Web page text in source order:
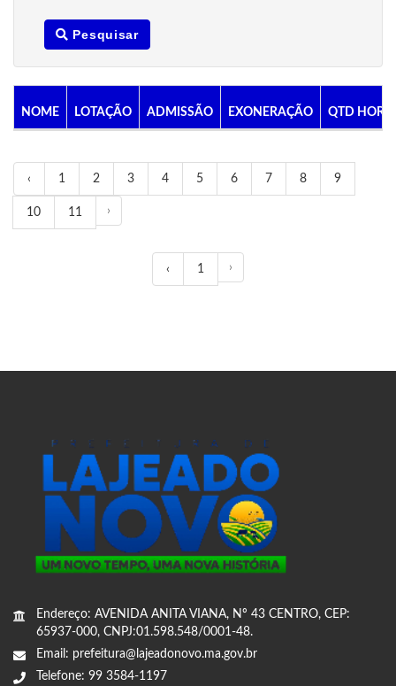
Pesquisar
NOME LOTAÇÃO ADMISSÃO EXONERAÇÃO QTD
‹ 1 2 3 4 5 6 7 8 9
10 11 ›
‹ 1 ›
Endereço: AVENIDA ANITA VIANA, Nº 43 CENTRO, CEP:
65937-000, CNPJ:01.598.548/0001-48.
Email: prefeitura@lajeadonovo.ma.gov.br
Telefone: 99 3584-1197